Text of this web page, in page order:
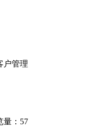
户管理
量：57